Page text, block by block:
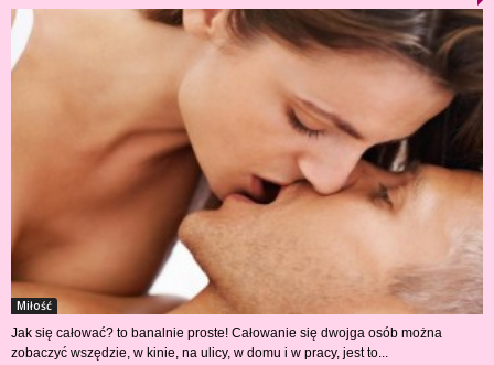
Miłość
Jak się całować? to banalnie proste! Całowanie się dwojga osób można
zobaczyć wszędzie, w kinie, na ulicy, w domu i w pracy, jest to...